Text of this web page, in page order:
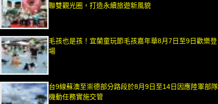
聯雙觀光圈，打造永續旅遊新風貌
毛孩也是孩！宜蘭童玩節毛孩嘉年華8月7日至9日歡樂登
場
台9線蘇澳至崇德部分路段於8月9日至14日因應陸軍部隊
機動任務實施交管